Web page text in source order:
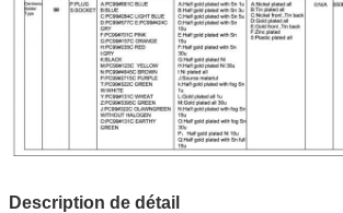
Description de détail